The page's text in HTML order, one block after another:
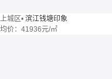
上城区• 滨江钱塘印象
均价： 41936元/㎡